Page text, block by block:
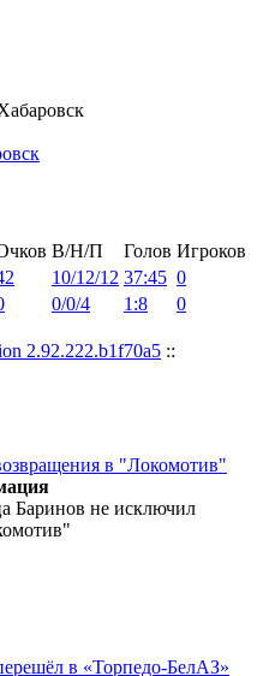
В/Н/П Голов Игроков
10/12/12 37:45 0
0/0/4 1:8 0
2.92.222.b1f70a5 ::
Баринов не исключил
в «Торпедо-БелАЗ»